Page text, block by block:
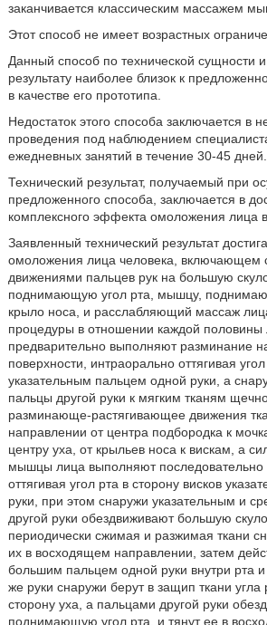
заканчивается классическим массажем
Этот способ не имеет возрастных
Данный способ по технической сущности
результату наиболее близок к
в качестве его прототипа.
Недостаток этого способа заключается в
проведения под наблюдением
ежедневных занятий в течение 30-45 дней.
Технический результат, получаемый при
предложенного способа, заключается в
комплексного эффекта омоложения лица в
Заявленный технический результат
омоложения лица человека, включающем
движениями пальцев рук на большую
поднимающую угол рта, мышцу,
крыло носа, и расслабляющий массаж
процедуры в отношении каждой половины
предварительно выполняют разминание
поверхности, интраорально оттягивая
указательным пальцем одной руки, а
пальцы другой руки к мягким тканям
разминающе-растягивающее движения
направлении от центра подбородка к
центру уха, от крыльев носа к вискам, а
мышцы лица выполняют последовательно
оттягивая угол рта в сторону висков
руки, при этом снаружи указательным и
другой руки обездвиживают большую
периодически сжимая и разжимая ткани
их в восходящем направлении, затем
большим пальцем одной руки внутри рта
же руки снаружи берут в защип ткани угла
сторону уха, а пальцами другой руки
поднимающую угол рта, и тянут ее в